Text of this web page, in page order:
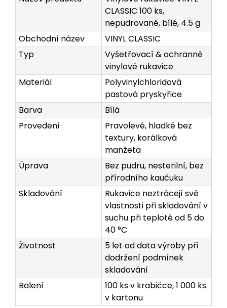
CLASSIC 100 ks,
nepudrované, bílé, 4.5 g
Obchodní název
VINYL CLASSIC
Typ
Vyšetřovací & ochranné
vinylové rukavice
Materiál
Polyvinylchloridová
pastová pryskyřice
Barva
Bílá
Provedení
Pravolevé, hladké bez
textury, korálková
manžeta
Úprava
Bez pudru, nesterilní, bez
přírodního kaučuku
Skladování
Rukavice neztrácejí své
vlastnosti při skladování v
suchu při teplotě od 5 do
40 °C
Životnost
5 let od data výroby při
dodržení podmínek
skladování
Balení
100 ks v krabičce, 1 000 ks
v kartonu